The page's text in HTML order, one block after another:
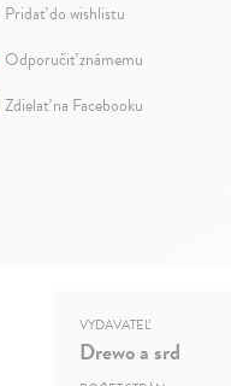
Pridať do wishlistu
Odporučiť známemu
Zdielať na Facebooku
VYDAVATEĽ
Drewo a srd